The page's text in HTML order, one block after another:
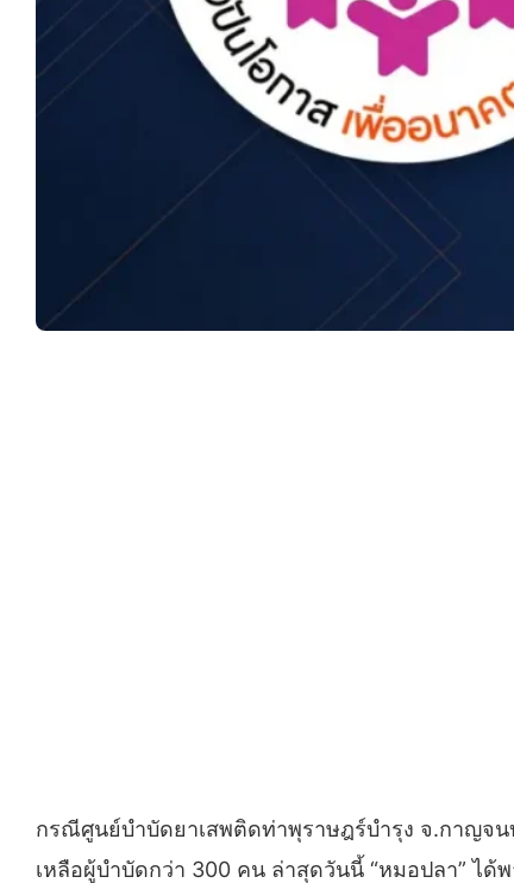
กรณีศูนย์บำบัดยาเสพติดท่าพุราษฎร์บำรุง จ.กาญจน
เหลือผู้บำบัดกว่า 300 คน ล่าสุดวันนี้ “หมอปลา” ไ